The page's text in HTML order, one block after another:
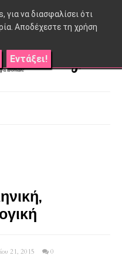
21, 2015 0
για να διασφαλίσει ότι
Αποδέχεστε τη χρήση
Εντάξει!